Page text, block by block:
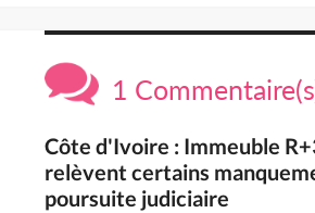
1
Côte d'Ivoire : Immeuble
relèvent certains
poursuite judiciaire